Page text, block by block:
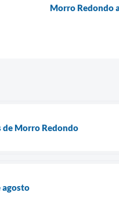
Morro Redondo
de Morro Redondo
agosto